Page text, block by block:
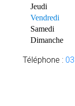
Jeudi
Vendredi
Samedi
Dimanche
Téléphone :